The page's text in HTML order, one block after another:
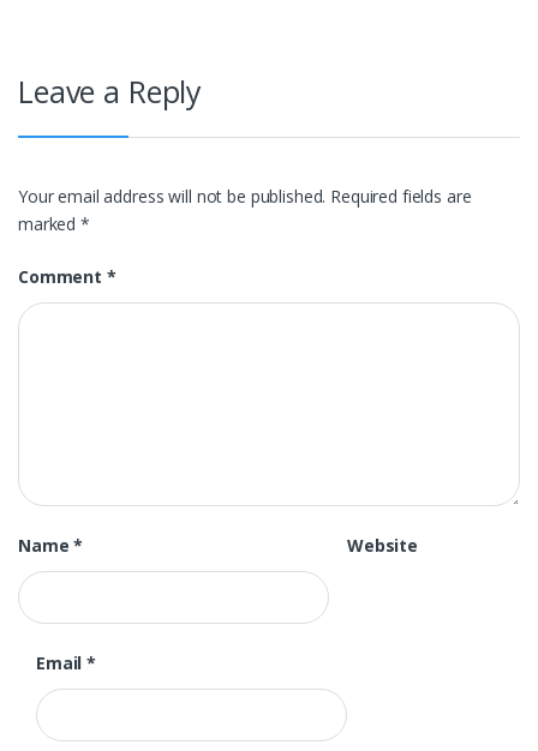
Leave a Reply
Your email address will not be published. Required fields are
marked*
Comment *
Name*
Email*
Website